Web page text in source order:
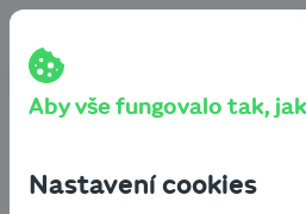
Přeskočit na obsah
Restart podnikání podle Danuše
síly a vzájemně se podporovat
Restart
Aby vše fungovalo tak,
Nastavení cookies